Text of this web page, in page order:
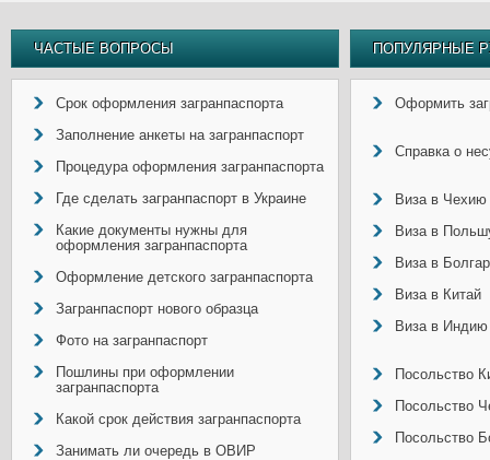
ЧАСТЫЕ ВОПРОСЫ
Срок оформления загранпаспорта
Заполнение анкеты на загранпаспорт
Процедура оформления загранпаспорта
Где сделать загранпаспорт в Украине
Какие документы нужны для
оформления загранпаспорта
Оформление детского загранпаспорта
Загранпаспорт нового образца
Фото на загранпаспорт
Пошлины при оформлении
загранпаспорта
Какой срок действия загранпаспорта
Занимать ли очередь в ОВИР
ПОПУЛЯРНЫЕ
Оформить
Справка о
Виза в Чехию
Виза в
Виза в
Виза в Китай
Виза в Индию
Посольство
Посольство
Посольство